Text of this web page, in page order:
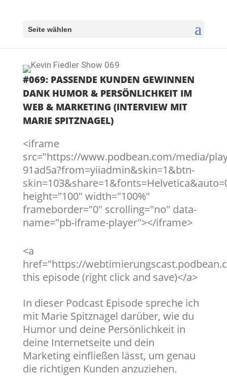
Seite wählen
#069: PASSENDE KUNDEN GEWINNEN
DANK HUMOR & PERSÖNLICHKEIT IM
WEB & MARKETING (INTERVIEW MIT
MARIE SPITZNAGEL)
<iframe
src="https://www.podbean.com/media/
91ad5a?from=yiiadmin&skin=1&btn-
height="100" width="100%"
frameborder="0" scrolling="no" data-
name="pb-iframe-player"></iframe>
<a
href="https://
this episode (right click and save)</a>
In dieser Podcast Episode spreche ich
mit Marie Spitznagel darüber, wie du
Humor und deine Persönlichkeit in
deine Internetseite und dein
Marketing einfließen lässt, um genau
die richtigen Kunden anzuziehen.